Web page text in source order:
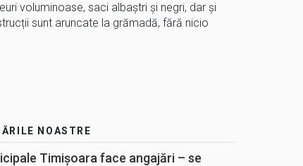
voluminoase, saci albaștri și negri, dar și
sunt aruncate la grămadă, fără nicio
NOASTRE
Timișoara face angajări – se